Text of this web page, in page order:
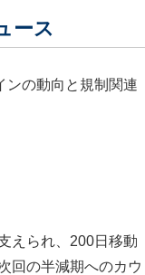
ース
ンの動向と規制関連
えられ、200日移動
回の半減期へのカウ